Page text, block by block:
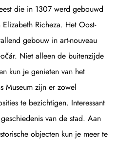
die in 1307 werd gebouwd
Richeza. Het Oost-
gebouw in art-nouveau
Niet alleen de buitenzijde
kun je genieten van het
Museum zijn er zowel
te bezichtigen. Interessant
van de stad. Aan
objecten kun je meer te